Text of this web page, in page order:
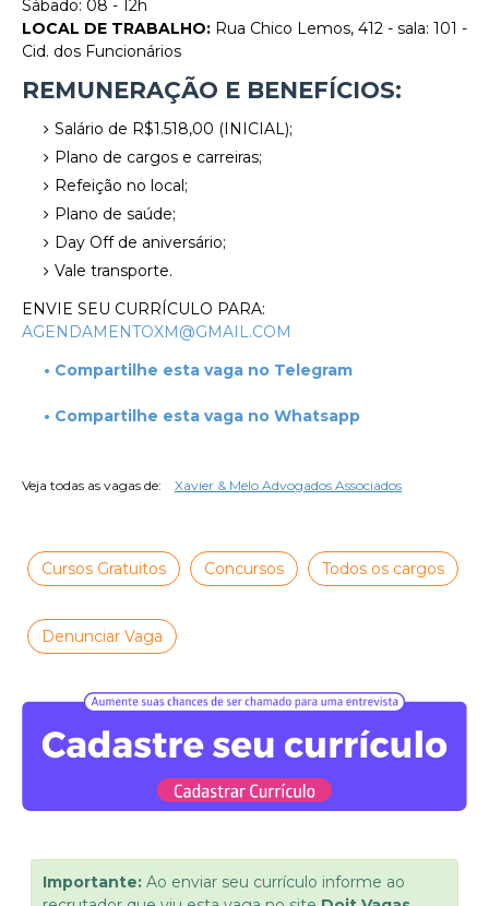
Sábado: 08 - 12h
LOCAL DE TRABALHO: Rua Chico Lemos, 412 - sala: 101 -
Cid. dos Funcionários
REMUNERAÇÃO E BENEFÍCIOS:
Salário de R$1.518,00 (INICIAL);
Plano de cargos e carreiras;
Refeição no local;
Plano de saúde;
Day Off de aniversário;
Vale transporte.
ENVIE SEU CURRÍCULO PARA:
AGENDAMENTOXM@GMAIL.COM
• Compartilhe esta vaga no Telegram
• Compartilhe esta vaga no Whatsapp
Veja todas as vagas de: Xavier & Melo Advogados Associados
Cursos Gratuitos Concursos Todos os cargos
Denunciar Vaga
Importante: Ao enviar seu currículo informe ao